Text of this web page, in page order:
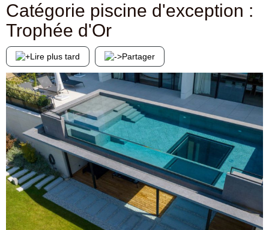
Catégorie piscine d'exception :
Trophée d'Or
Lire plus tard Partager